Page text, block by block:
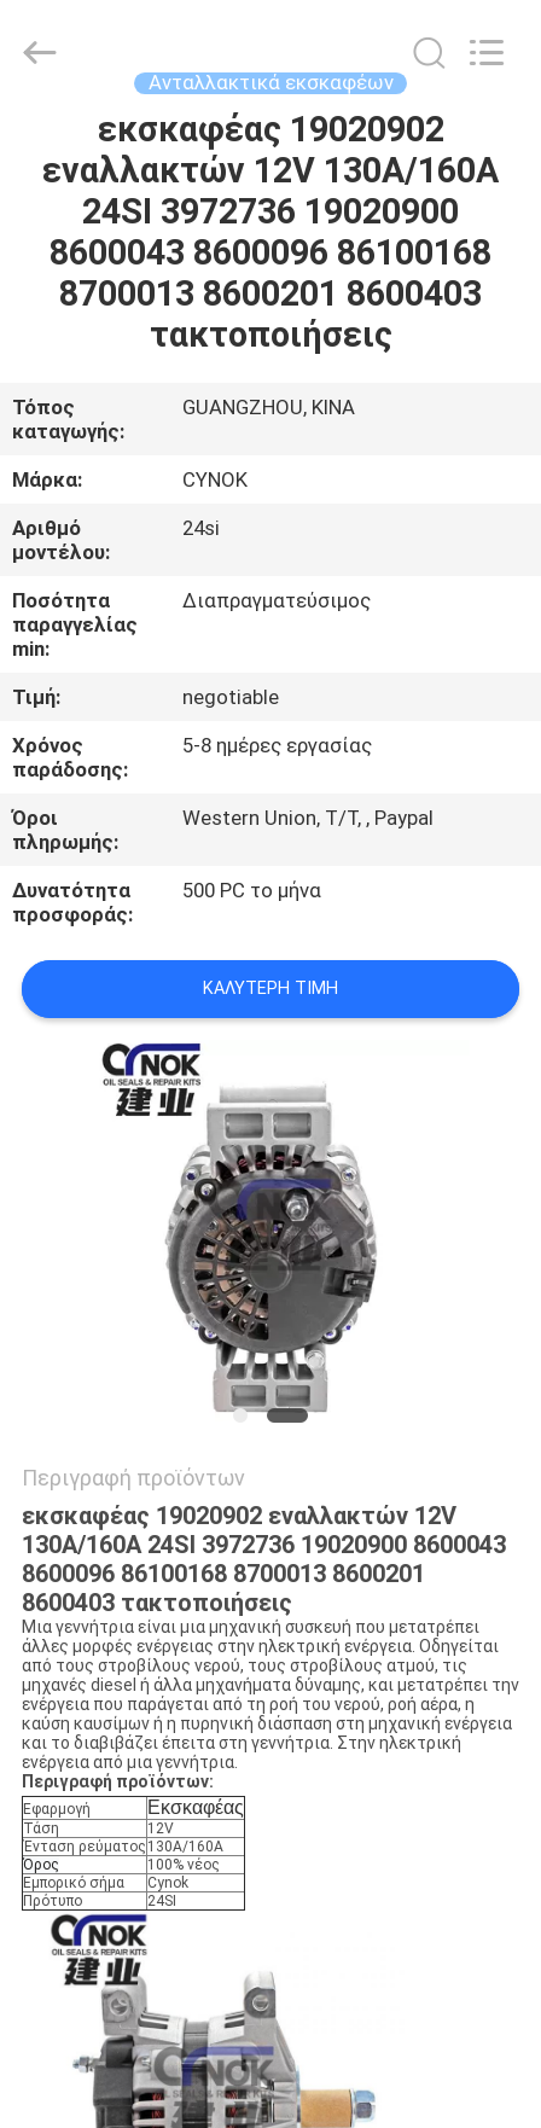
ΠΡΟΪΌΝΤΑ
ΠΕΡΊΠΟΥ
ΓΎΡΟΣ
ΕΡΓΟΣΤΑΣΊΩΝ
ΠΟΙΟΤΙΚΌΣ
ΈΛΕΓΧΟΣ
ΜΑΣ
ΕΛΆΤΕ
ΣΕ
ΕΠΑΦΉ
ΜΕ
ΕΙΔΉΣΕΙΣ
ΖΗΤΉΣΤΕ
ΈΝΑ
ΑΠΌΣΠΑΣΜΑ
Trade
Ανταλλακτικά εκσκαφέων
εκσκαφέας 19020902
εναλλακτών 12V 130A/160A
24SI 3972736 19020900
8600043 8600096 86100168
8700013 8600201 8600403
τακτοποιήσεις
Τόπος
καταγωγής:
GUANGZHOU, ΚΙΝΑ
Μάρκα:
CYNOK
Αριθμό
μοντέλου:
24si
Ποσότητα
παραγγελίας
min:
Διαπραγματεύσιμος
Τιμή:
negotiable
Χρόνος
παράδοσης:
5-8 ημέρες εργασίας
Όροι
πληρωμής:
Western Union, T/T, , Paypal
Δυνατότητα
προσφοράς:
500 PC το μήνα
ΚΑΛΎΤΕΡΗ ΤΙΜΉ
Περιγραφή προϊόντων
εκσκαφέας 19020902 εναλλακτών 12V
130A/160A 24SI 3972736 19020900 8600043
8600096 86100168 8700013 8600201
8600403 τακτοποιήσεις
Μια γεννήτρια είναι μια μηχανική συσκευή που μετατρέπει
άλλες μορφές ενέργειας στην ηλεκτρική ενέργεια. Οδηγείται
από τους στροβίλους νερού, τους στροβίλους ατμού, τις
μηχανές diesel ή άλλα μηχανήματα δύναμης, και μετατρέπει την
ενέργεια που παράγεται από τη ροή του νερού, ροή αέρα, η
καύση καυσίμων ή η πυρηνική διάσπαση στη μηχανική ενέργεια
και το διαβιβάζει έπειτα στη γεννήτρια. Στην ηλεκτρική
ενέργεια από μια γεννήτρια.
Περιγραφή προϊόντων:
Εφαρμογή Εκσκαφέας
Τάση
12V
Ένταση ρεύματος 130A/160A
Όρος
100% νέος
Εμπορικό σήμα
Cynok
Πρότυπο
24SI